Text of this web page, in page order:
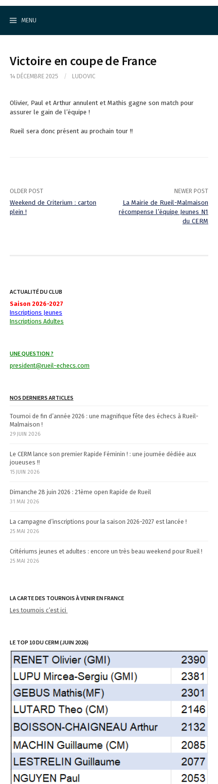
S
MENU
Victoire en coupe de France
14 DÉCEMBRE 2025 / LUDOVIC
Olivier, Paul et Arthur annulent et Mathis gagne son match pour
assurer le gain de l’équipe !
Rueil sera donc présent au prochain tour !!
P
n
a
v
g
t
i
o
n
OLDER POST
Weekend de Criterium : carton
plein !
NEWER POST
La Mairie de Rueil-Malmaison
récompense l’équipe Jeunes N1
du CERM
ACTUALITÉ DU CLUB
Saison 2026-2027
Inscriptions Jeunes
Inscriptions Adultes
UNE QUESTION ?
president@rueil-echecs.com
NOS DERNIERS ARTICLES
Tournoi de fin d’année 2026 : une magnifique fête des échecs à Rueil-
Malmaison !
29 JUIN 2026
Le CERM lance son premier Rapide Féminin ! : une journée dédiée aux
joueuses !!
15 JUIN 2026
Dimanche 28 juin 2026 : 21ème open Rapide de Rueil
31 MAI 2026
La campagne d’inscriptions pour la saison 2026-2027 est lancée !
25 MAI 2026
Critériums jeunes et adultes : encore un très beau weekend pour Rueil !
25 MAI 2026
LA CARTE DES TOURNOIS À VENIR EN FRANCE
Les tournois c’est ici
LE TOP 10 DU CERM (JUIN 2026)